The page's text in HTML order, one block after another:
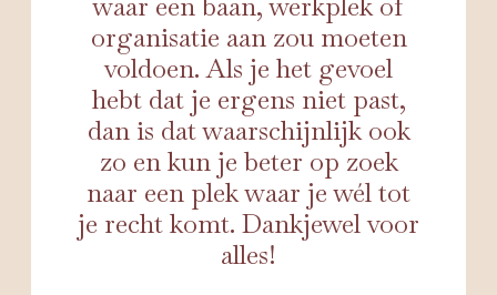
organisatie aan zou moeten
voldoen. Als je het gevoel
hebt dat je ergens niet past,
dan is dat waarschijnlijk ook
zo en kun je beter op zoek
naar een plek waar je wél tot
je recht komt. Dankjewel voor
alles!